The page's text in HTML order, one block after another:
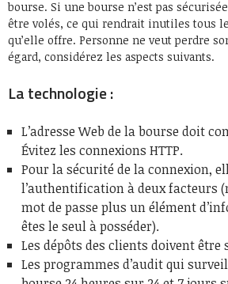
bourse. Si une bourse n’est pas
être volés, ce qui rendrait inutiles tous
qu’elle offre. Personne ne veut perdre
égard, considérez les aspects suivants.
La technologie :
L’adresse Web de la bourse doit
Évitez les connexions HTTP.
Pour la sécurité de la connexion,
l’authentification à deux facteurs
mot de passe plus un élément
êtes le seul à posséder).
Les dépôts des clients doivent être
Les programmes d’audit qui